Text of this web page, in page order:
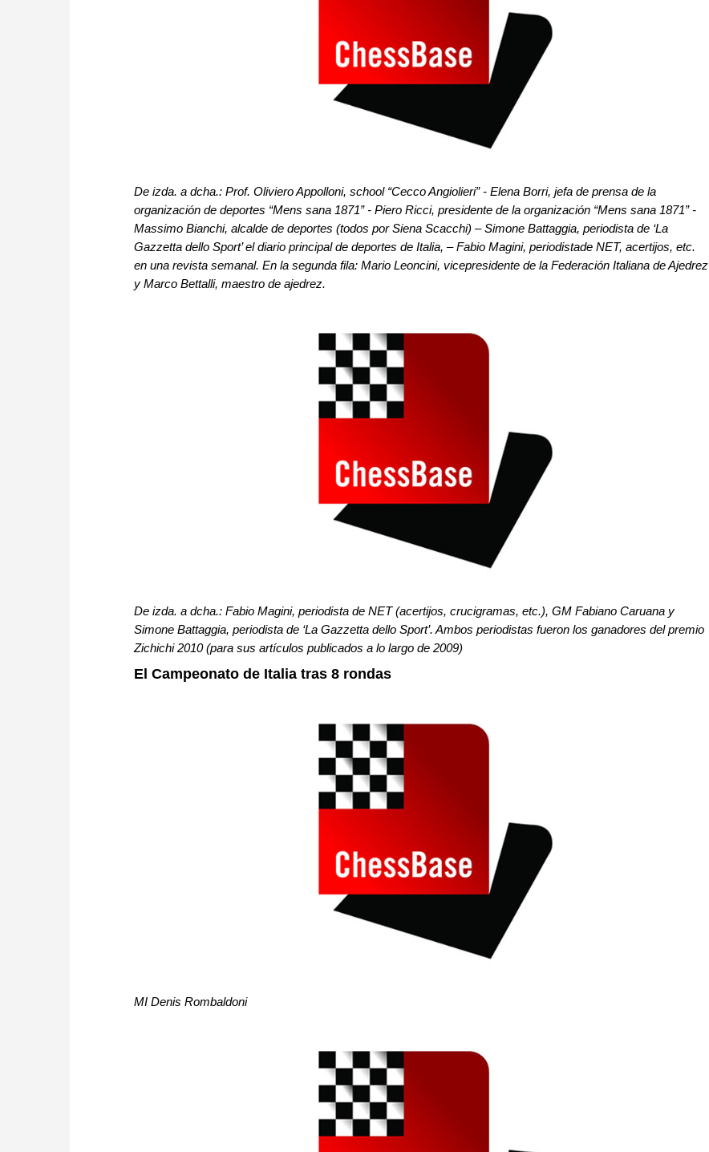
De izda. a dcha.: Prof. Oliviero Appolloni, school “Cecco Angiolieri” - Elena Borri, jefa de prensa de la
organización de deportes “Mens sana 1871” - Piero Ricci, presidente de la organización “Mens sana 1871” -
Massimo Bianchi, alcalde de deportes (todos por Siena Scacchi) – Simone Battaggia, periodista de ‘La
Gazzetta dello Sport’ el diario principal de deportes de Italia, – Fabio Magini, periodistade NET, acertijos, etc.
en una revista semanal. En la segunda fila: Mario Leoncini, vicepresidente de la Federación Italiana de Ajedrez
y Marco Bettalli, maestro de ajedrez.
De izda. a dcha.: Fabio Magini, periodista de NET (acertijos, crucigramas, etc.), GM Fabiano Caruana y
Simone Battaggia, periodista de ‘La Gazzetta dello Sport’. Ambos periodistas fueron los ganadores del premio
Zichichi 2010 (para sus artículos publicados a lo largo de 2009)
El Campeonato de Italia tras 8 rondas
MI Denis Rombaldoni